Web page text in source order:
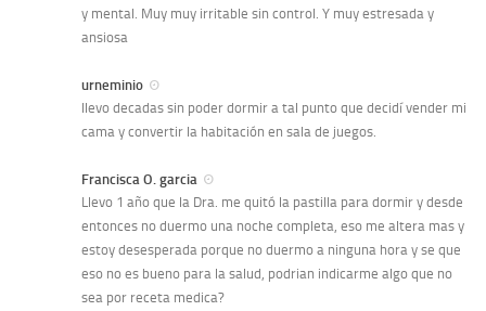
y mental. Muy muy irritable sin control. Y muy estresada y
ansiosa
urneminio
llevo decadas sin poder dormir a tal punto que decidí vender mi
cama y convertir la habitación en sala de juegos.
Francisca O. garcia
Llevo 1 año que la Dra. me quitó la pastilla para dormir y desde
entonces no duermo una noche completa, eso me altera mas y
estoy desesperada porque no duermo a ninguna hora y se que
eso no es bueno para la salud, podrian indicarme algo que no
sea por receta medica?